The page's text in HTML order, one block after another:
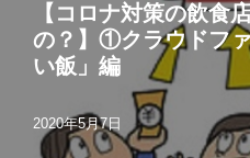
【コロナ対策の飲食
の？】①クラウドフ
い飯」編
2020年5月7日